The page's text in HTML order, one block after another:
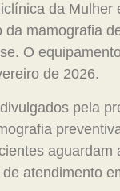
da Mulher
da mamografia
O
de 2026.
pela
aguardam
atendimento